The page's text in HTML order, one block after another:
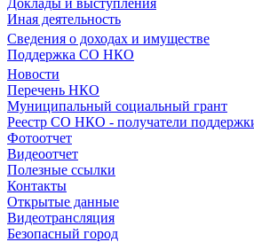
Доклады и выступления
Иная деятельность
Сведения о доходах и имуществе
Поддержка СО НКО
Новости
Перечень НКО
Муниципальный социальный грант
Реестр СО НКО - получатели
Фотоотчет
Видеоотчет
Полезные ссылки
Контакты
Открытые данные
Видеотрансляция
Безопасный город